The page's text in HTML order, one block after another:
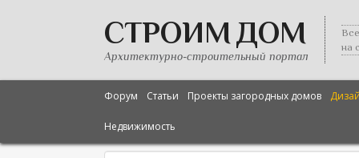
СТРОИМ ДОМ
Архитектурно-строительный портал
на
Форум Статьи Проекты загородных домов
Недвижимость